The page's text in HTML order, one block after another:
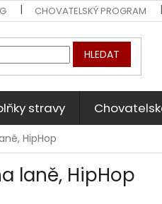
CHOVATELSKÝ PROGRAM
HLEDAT
stravy
HipHop
laně, HipHop